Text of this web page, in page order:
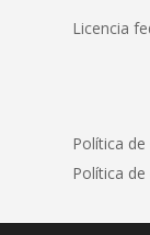
Licencia
Política de
Política